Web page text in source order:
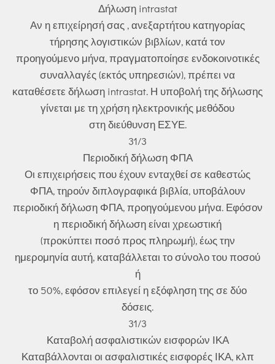
Δήλωση intrastat
Αν η επιχείρησή σας , ανεξαρτήτου κατηγορίας
τήρησης λογιστικών βιβλίων, κατά τον
προηγούμενο μήνα, πραγματοποίησε ενδοκοινοτικές
συναλλαγές (εκτός υπηρεσιών), πρέπει να
καταθέσετε δήλωση intrastat. Η υποβολή της δήλωσης
γίνεται με τη χρήση ηλεκτρονικής μεθόδου
στη διεύθυνση ΕΣΥΕ.
31/3
Περιοδική δήλωση ΦΠΑ
Οι επιχειρήσεις που έχουν ενταχθεί σε καθεστώς
ΦΠΑ, τηρούν διπλογραφικά βιβλία, υποβάλουν
περιοδική δήλωση ΦΠΑ, προηγούμενου μήνα. Εφόσον
η περιοδική δήλωση είναι χρεωστική
(προκύπτει ποσό προς πληρωμή), έως την
ημερομηνία αυτή, καταβάλλεται το σύνολο του ποσού
ή
το 50%, εφόσον επιλεγεί η εξόφληση της σε δύο
δόσεις.
31/3
Καταβολή ασφαλιστικών εισφορών ΙΚΑ
Καταβάλλονται οι ασφαλιστικές εισφορές ΙΚΑ, κλπ